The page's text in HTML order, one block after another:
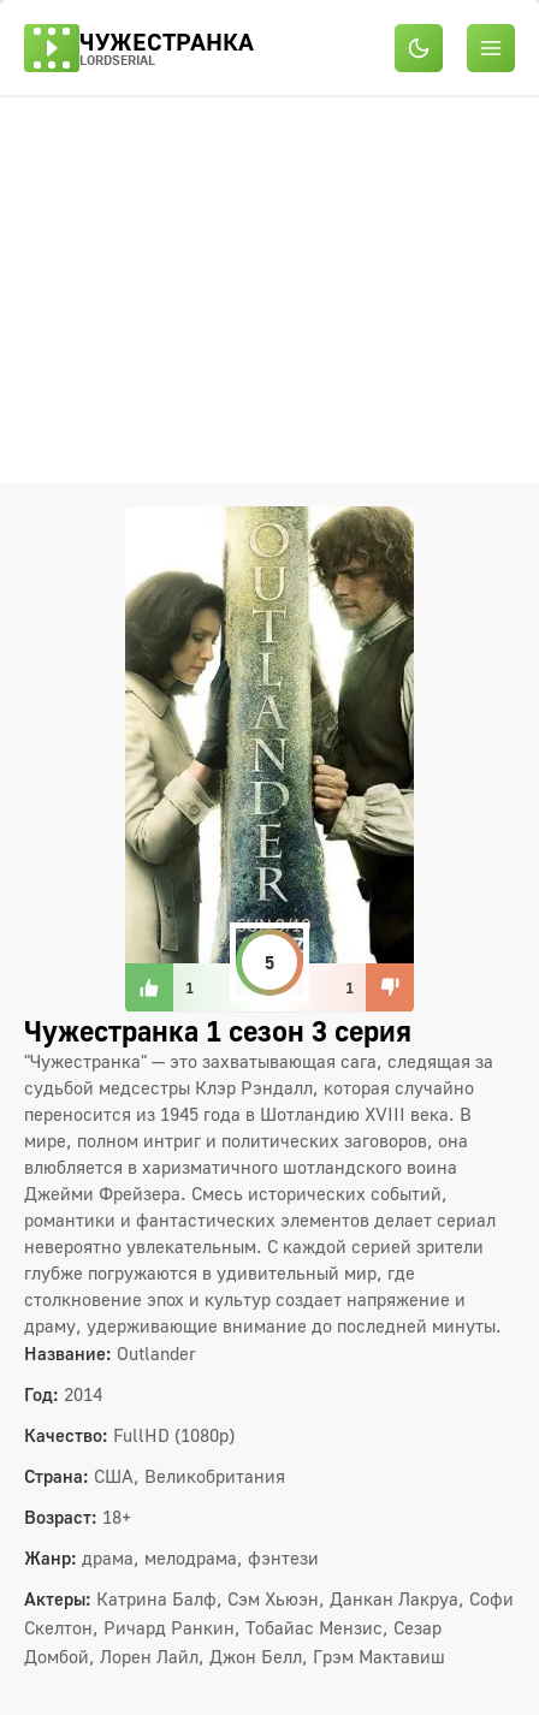
ЧУЖЕСТРАНКА
LORDSERIAL
1
5
1
Чужестранка 1 сезон 3 серия
"Чужестранка" — это захватывающая сага, следящая за
судьбой медсестры Клэр Рэндалл, которая случайно
переносится из 1945 года в Шотландию XVIII века. В
мире, полном интриг и политических заговоров, она
влюбляется в харизматичного шотландского воина
Джейми Фрейзера. Смесь исторических событий,
романтики и фантастических элементов делает сериал
невероятно увлекательным. С каждой серией зрители
глубже погружаются в удивительный мир, где
столкновение эпох и культур создает напряжение и
драму, удерживающие внимание до последней минуты.
Название: Outlander
Год: 2014
Качество: FullHD (1080p)
Страна: США, Великобритания
Возраст: 18+
Жанр: драма, мелодрама, фэнтези
Актеры: Катрина Балф, Сэм Хьюэн, Данкан Лакруа, Софи
Скелтон, Ричард Ранкин, Тобайас Мензис, Сезар
Домбой, Лорен Лайл, Джон Белл, Грэм Мактавиш